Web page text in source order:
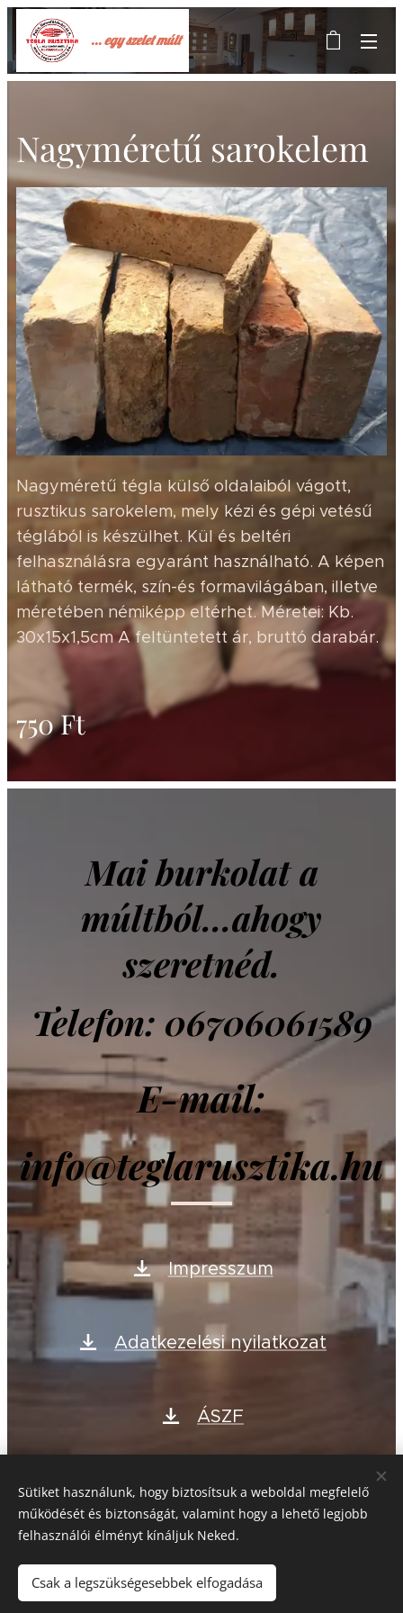
... egy szelet múlt
Nagyméretű sarokelem
Nagyméretű tégla külső oldalaiból vágott,
rusztikus sarokelem, mely kézi és gépi vetésű
téglából is készülhet. Kül és beltéri
felhasználásra egyaránt használható. A képen
látható termék, szín-és formavilágában, illetve
méretében némiképp eltérhet. Méretei: Kb.
30x15x1,5cm A feltüntetett ár, bruttó darabár.
750Ft
Mai burkolat a
múltból...ahogy
szeretnéd.
Telefon: 06706061589
E-mail:
info@teglarusztika.hu
Impresszum
Adatkezelési nyilatkozat
ÁSZF
Sütik
Sütik
Sütiket használunk, hogy biztosítsuk a weboldal megfelelő
működését és biztonságát, valamint hogy a lehető legjobb
felhasználói élményt kínáljuk Neked.
Csak a legszükségesebbek elfogadása